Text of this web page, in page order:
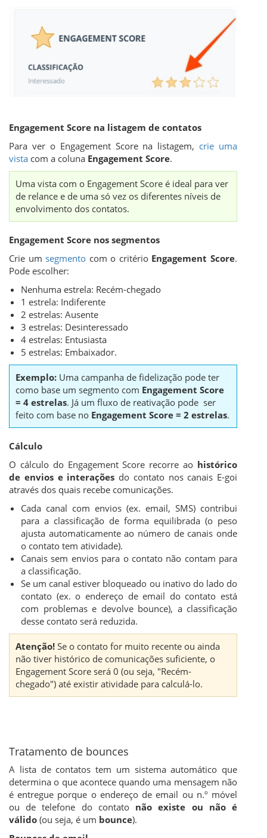
Engagement Score na listagem de contatos
Para ver o Engagement Score na listagem, crie uma
vista com a coluna Engagement Score.
Uma vista com o Engagement Score é ideal para ver
de relance e de uma só vez os diferentes níveis de
envolvimento dos contatos.
Engagement Score nos segmentos
Crie umsegmento com o critério Engagement Score.
Pode escolher:
Nenhuma estrela: Recém-chegado
1 estrela: Indiferente
2 estrelas: Ausente
3 estrelas: Desinteressado
4 estrelas: Entusiasta
5 estrelas: Embaixador.
Exemplo: Uma campanha de fidelização pode ter
como base um segmento com Engagement Score
= 4 estrelas. Já um fluxo de reativação pode ser
feito com base no Engagement Score = 2 estrelas.
Cálculo
O cálculo do Engagement Score recorre ao histórico
de envios e interações do contato nos canais E-goi
através dos quais recebe comunicações.
Cada canal com envios (ex. email, SMS) contribui
para a classificação de forma equilibrada (o peso
ajusta automaticamente ao número de canais onde
o contato tem atividade).
Canais sem envios para o contato não contam para
a classificação.
Se um canal estiver bloqueado ou inativo do lado do
contato (ex. o endereço de email do contato está
com problemas e devolve bounce), a classificação
desse contato será reduzida.
Atenção! Se o contato for muito recente ou ainda
não tiver histórico de comunicações suficiente, o
Engagement Score será 0 (ou seja, "Recém-
chegado") até existir atividade para calculá-lo.
Tratamento de bounces
A lista de contatos tem um sistema automático que
determina o que acontece quando uma mensagem não
é entregue porque o endereço de email ou n.º móvel
ou de telefone do contato não existe ou não é
válido (ou seja, é um bounce).